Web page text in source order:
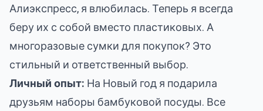
Алиэкспресс, я влюбилась. Теперь я всегда
беру их с собой вместо пластиковых. А
многоразовые сумки для покупок? Это
стильный и ответственный выбор.
Личный опыт: На Новый год я подарила
друзьям наборы бамбуковой посуды. Все